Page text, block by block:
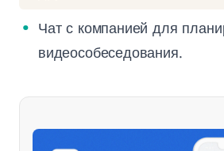
Чат с компанией для
видеособеседования.